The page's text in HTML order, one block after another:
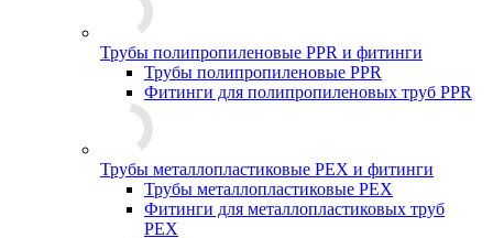
Трубы полипропиленовые PPR и фитинги
Трубы полипропиленовые PPR
Фитинги для полипропиленовых труб PPR
Трубы металлопластиковые PEX и фитинги
Трубы металлопластиковые PEX
Фитинги для металлопластиковых труб
PEX